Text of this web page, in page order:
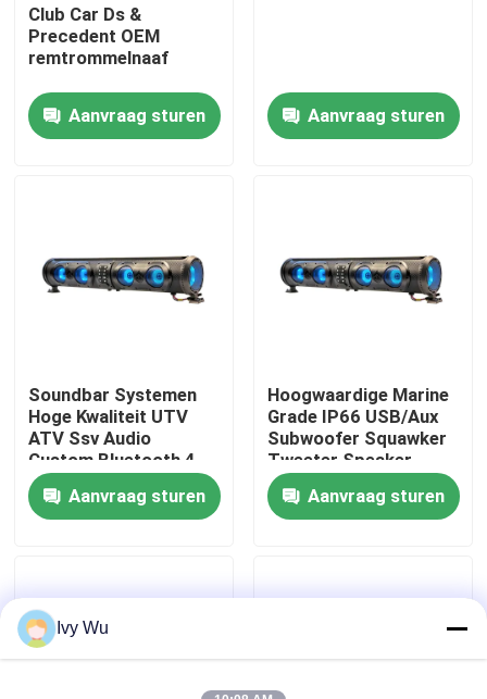
Huis
Producten
Fabrieksreis
Contact de V.S.
Nieuws
Het Wieldekking van de golfkar
Het Dashboard van de golfkar
Club Car Ds &
Precedent OEM
remtrommelnaaf
Aanvraag sturen Aanvraag sturen
Soundbar Systemen
Hoge Kwaliteit UTV
ATV Ssv Audio
Custom Bluetooth 4
Luidsprekers
Afstandsbediening
IP66 Waterdicht USB
Aanvraag sturen
Hoogwaardige Marine
Grade IP66 USB/Aux
Subwoofer Squawker
Tweeter Speaker
Elektrische Golfkar
Bluetooth Soundbar
Aanvraag sturen
Ivy Wu